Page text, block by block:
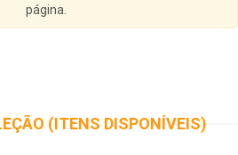
página.
(ITENS DISPONÍVEIS)